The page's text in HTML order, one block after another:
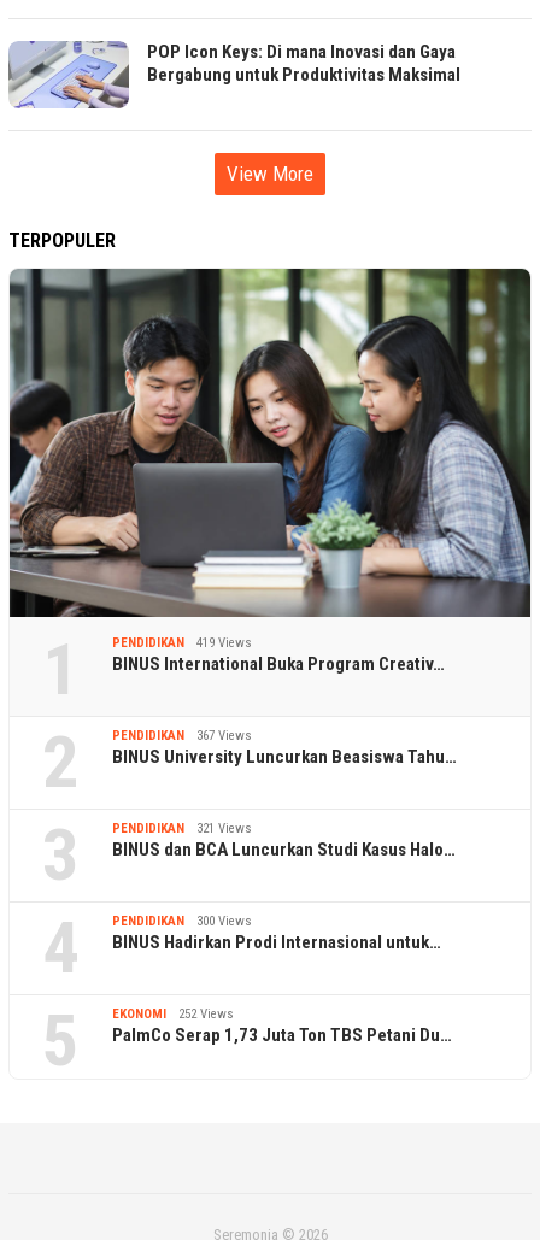
POP Icon Keys: Di mana Inovasi dan Gaya
Bergabung untuk Produktivitas Maksimal
View More
TERPOPULER
1 PENDIDIKAN 419 Views
BINUS International Buka Program Creativ…
2 PENDIDIKAN 367 Views
BINUS University Luncurkan Beasiswa Tahu…
3 PENDIDIKAN 321 Views
BINUS dan BCA Luncurkan Studi Kasus Halo…
4 PENDIDIKAN 300 Views
BINUS Hadirkan Prodi Internasional untuk…
5 EKONOMI 252 Views
PalmCo Serap 1,73 Juta Ton TBS Petani Du…
Seremonia © 2026